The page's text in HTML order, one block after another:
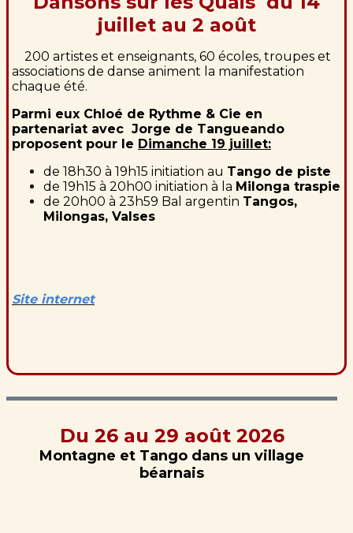
juillet au 2 août
200 artistes et enseignants, 60 écoles, troupes et
associations de danse animent la manifestation
chaque été.
Parmi eux Chloé de Rythme & Cie en
partenariat avec Jorge de Tangueando
proposent pour le Dimanche 19 juillet:
de 18h30 à 19h15 initiation au Tango de piste
de 19h15 à 20h00 initiation à la Milonga traspie
de 20h00 à 23h59 Bal argentin Tangos,
Milongas, Valses
Site internet
Du 26 au 29 août 2026
Montagne et Tango dans un village
béarnais